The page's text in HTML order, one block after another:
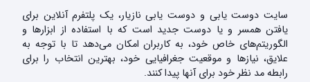
سایت دوست یابی و دوست یابی نازیار، یک پلتفرم آنلاین برای
یافتن همسر و یا دوست جدید است که با استفاده از ابزارها و
الگوریتم‌های خاص خود، به کاربران امکان می‌دهد تا با توجه به
علایق، نیازها و موقعیت جغرافیایی خود، بهترین انتخاب را برای
رابطه مد نظر خود برای آنها پیدا کنند.